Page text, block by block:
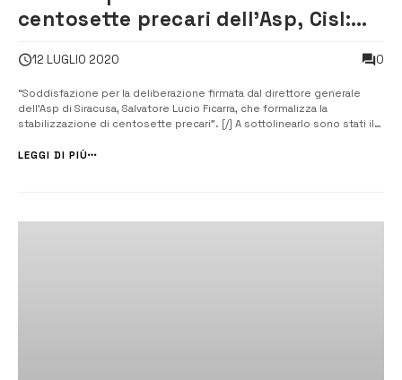
centosette precari dell’Asp, Cisl:
12 LUGLIO 2020 0
“Soddisfazione per la deliberazione firmata dal direttore generale
dell’Asp di Siracusa, Salvatore Lucio Ficarra, che formalizza la
stabilizzazione di centosette precari”. [/] A sottolinearlo sono stati il
Siracusa, Daniele Passanisi e il responsabile del Dipartimento Sanità
LEGGI DI PIÙ